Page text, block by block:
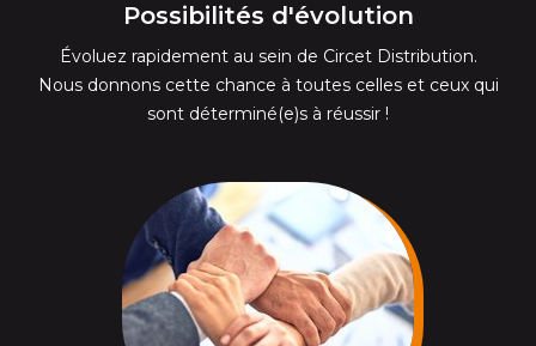
Possibilités d'évolution
Évoluez rapidement au sein de Circet Distribution.
Nous donnons cette chance à toutes celles et ceux qui
sont déterminé(e)s à réussir !